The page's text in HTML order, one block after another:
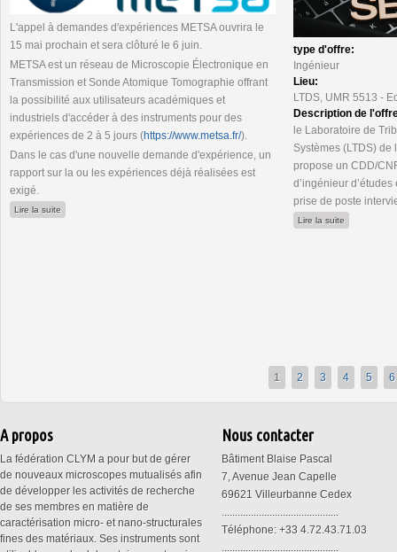
L'appel à demandes d'expériences METSA ouvrira le
15 mai prochain et sera clôturé le 6 juin.
METSA est un réseau de Microscopie Électronique en
Transmission et Sonde Atomique Tomographie offrant
la possibilité aux utilisateurs académiques et
industriels d'accéder à des instruments pour des
expériences de 2 à 5 jours (https://www.metsa.fr/).
Dans le cas d'une nouvelle demande d'expérience, un
rapport sur la ou les expériences déjà réalisées est
exigé.
Lire la suite
type d'offre:
Ingénieur
Lieu:
LTDS, UMR 5513 -
Description de
le Laboratoire de
Systèmes (LTDS) de
propose un CDD/
d’ingénieur
prise de poste
Lire la suite
1 2 3 4 5 6
A propos
La fédération CLYM a pour but de gérer
de nouveaux microscopes mutualisés afin
de développer les activités de recherche
de ses membres en matière de
caractérisation micro- et nano-structurales
fines des matériaux. Ses instruments sont
Nous contacter
Bâtiment Blaise Pascal
7, Avenue Jean Capelle
69621 Villeurbanne Cedex
............................................
Téléphone: +33 4.72.43.71.03
............................................